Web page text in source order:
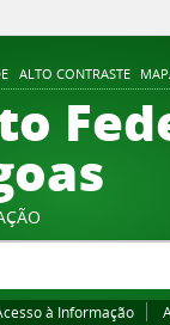
ALTO CONTRASTE
à Informação